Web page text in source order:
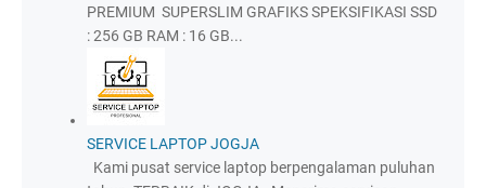
PREMIUM SUPERSLIM GRAFIKS SPEKSIFIKASI SSD
: 256 GB RAM : 16 GB...
SERVICE LAPTOP JOGJA
Kami pusat service laptop berpengalaman puluhan